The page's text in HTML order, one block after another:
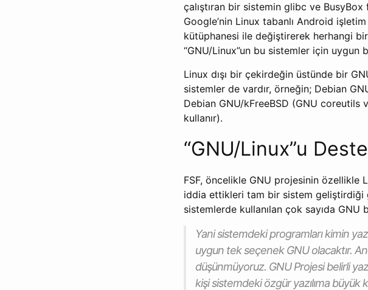
çalıştıran bir sistemin glibc ve
Google’nin Linux tabanlı Android
kütüphanesi ile değiştirerek herhangi
“GNU/Linux”un bu sistemler için uygun
Linux dışı bir çekirdeğin üstünde bir
sistemler de vardır, örneğin; Debian
Debian GNU/kFreeBSD (GNU coreutils
kullanır).
“GNU/Linux”u
FSF, öncelikle GNU projesinin
iddia ettikleri tam bir sistem geliştirdiği
sistemlerde kullanılan çok sayıda
Yani sistemdeki programları kimin
uygun tek seçenek GNU olacaktır.
düşünmüyoruz. GNU Projesi belirli
kişi sistemdeki özgür yazılıma büyük